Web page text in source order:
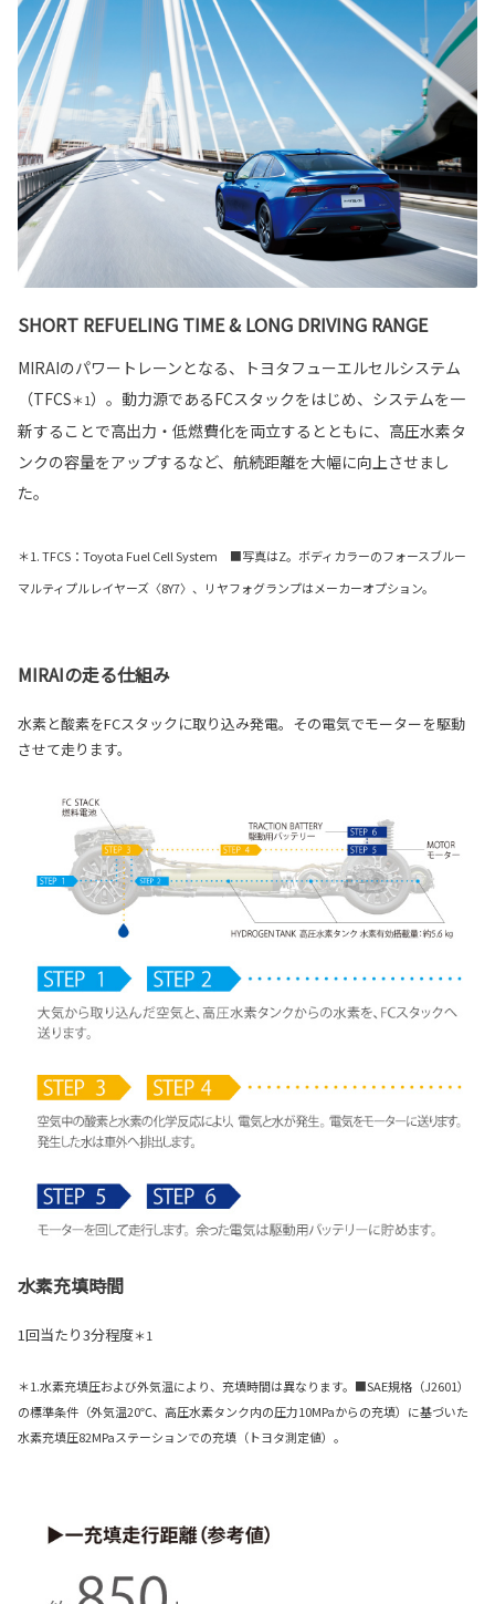
SHORT REFUELING TIME & LONG DRIVING RANGE
MIRAIのパワートレーンとなる、トヨタフューエルセルシステム
（TFCS＊1）。動力源であるFCスタックをはじめ、システムを一
新することで高出力・低燃費化を両立するとともに、高圧水素タ
ンクの容量をアップするなど、航続距離を大幅に向上させまし
た。
＊1. TFCS：Toyota Fuel Cell System ■写真はZ。ボディカラーのフォースブルー
マルティプルレイヤーズ〈8Y7〉、リヤフォグランプはメーカーオプション。
MIRAIの走る仕組み
水素と酸素をFCスタックに取り込み発電。その電気でモーターを駆動
させて走ります。
水素充填時間
1回当たり3分程度＊1
＊1.水素充填圧および外気温により、充填時間は異なります。■SAE規格（J2601）
の標準条件（外気温20℃、高圧水素タンク内の圧力10MPaからの充填）に基づいた
水素充填圧82MPaステーションでの充填（トヨタ測定値）。